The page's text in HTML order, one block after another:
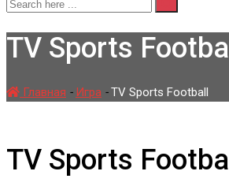
TV Sports Football
Главная - Игра -TV Sports Football
TV Sports Football